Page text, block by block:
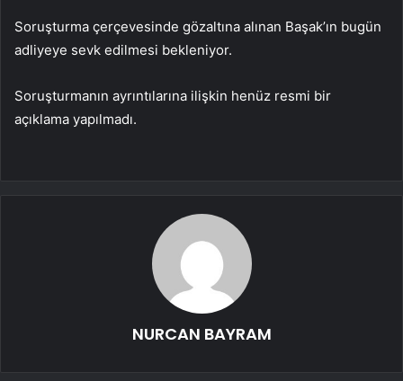
Soruşturma çerçevesinde gözaltına alınan Başak’ın bugün
adliyeye sevk edilmesi bekleniyor.
Soruşturmanın ayrıntılarına ilişkin henüz resmi bir
açıklama yapılmadı.
NURCAN BAYRAM